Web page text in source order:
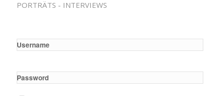
PORTRÄTS - INTERVIEWS
Username
Password